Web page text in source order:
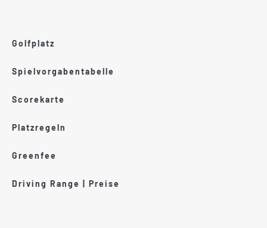
Golfplatz
Spielvorgabentabelle
Scorekarte
Platzregeln
Greenfee
Driving Range | Preise